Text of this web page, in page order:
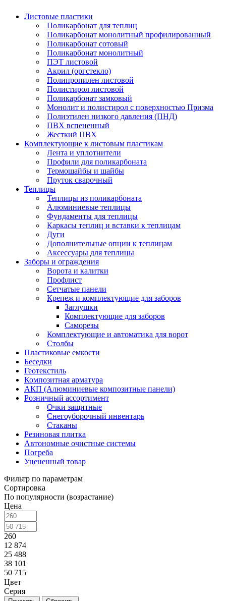
Листовые пластики
Поликарбонат для теплиц
Поликарбонат монолитный профилированный
Поликарбонат сотовый
Поликарбонат монолитный
ПЭТ листовой
Акрил (оргстекло)
Полипропилен листовой
Полистирол листовой
Поликарбонат замковый
Монолит и полистирол с поверхностью Призма
Полиэтилен низкого давления (ПНД)
ПВХ вспененный
Жесткий ПВХ
Комплектующие к листовым пластикам
Лента и уплотнители
Профили для поликарбоната
Термошайбы и шайбы
Пруток сварочный
Теплицы
Теплицы из поликарбоната
Алюминиевые теплицы
Фундаменты для теплицы
Каркасы теплиц и вставки к теплицам
Дуги
Дополнительные опции к теплицам
Аксессуары для теплицы
Заборы и ограждения
Ворота и калитки
Профлист
Сетчатые панели
Крепеж и комплектующие для заборов
Заглушки
Комплектующие для заборов
Саморезы
Комплектующие и автоматика для ворот
Столбы
Пластиковые емкости
Беседки
Геотекстиль
Композитная арматура
АКП (Алюминиевые композитные панели)
Розничный ассортимент
Очки защитные
Снегоуборочный инвентарь
Стаканы
Резиновая плитка
Автономные очистные системы
Погреба
Уцененный товар
Фильтр по параметрам
Сортировка
По популярности (возрастание)
Цена
260
12 874
25 488
38 101
50 715
Цвет
Серия